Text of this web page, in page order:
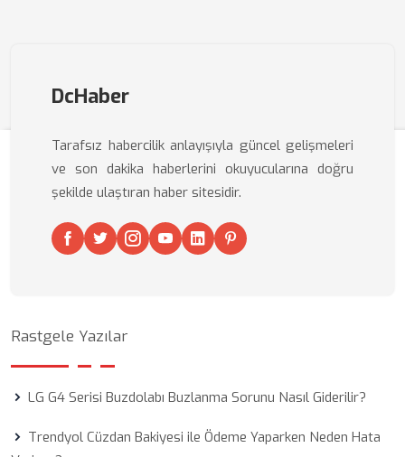
DcHaber
Tarafsız habercilik anlayışıyla güncel gelişmeleri
ve son dakika haberlerini okuyucularına doğru
şekilde ulaştıran haber sitesidir.
Rastgele Yazılar
LG G4 Serisi Buzdolabı Buzlanma Sorunu Nasıl Giderilir?
Trendyol Cüzdan Bakiyesi ile Ödeme Yaparken Neden Hata